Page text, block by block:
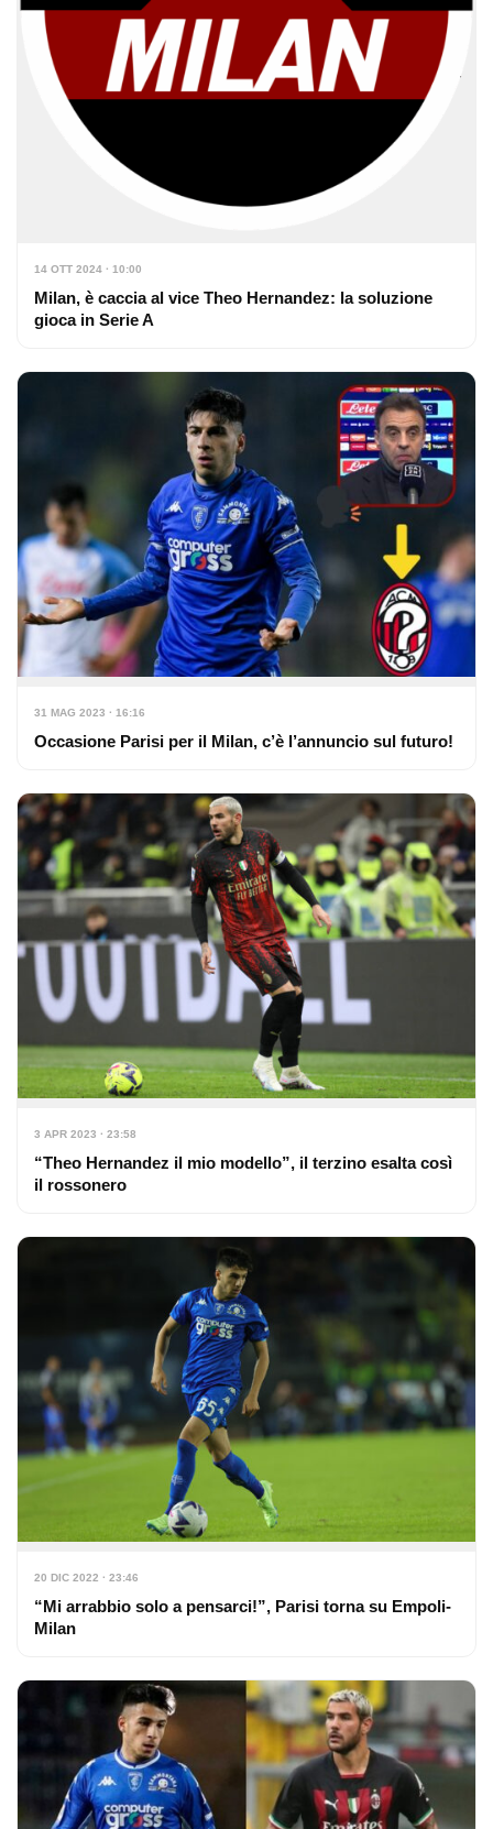
14 OTT 2024 · 10:00
Milan, è caccia al vice Theo Hernandez: la soluzione
gioca in Serie A
31 MAG 2023 · 16:16
Occasione Parisi per il Milan, c’è l’annuncio sul futuro!
3 APR 2023 · 23:58
“Theo Hernandez il mio modello”, il terzino esalta così
il rossonero
20 DIC 2022 · 23:46
“Mi arrabbio solo a pensarci!”, Parisi torna su Empoli-
Milan